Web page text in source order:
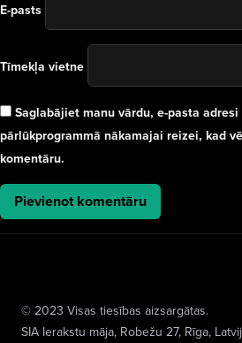
E-pasts
Tīmekļa vietne
Saglabājiet manu vārdu, e-pasta
pārlūkprogrammā nākamajai reizei, kad
komentāru.
© 2023 Visas tiesības aizsargātas.
SIA Ierakstu māja, Robežu 27, Rīga,